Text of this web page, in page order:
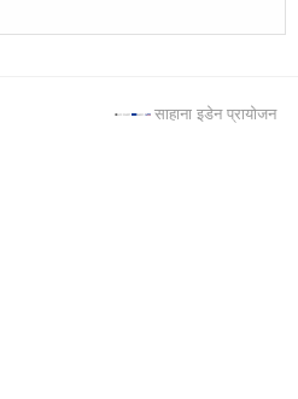
साहाना इडेन प्रायोजन